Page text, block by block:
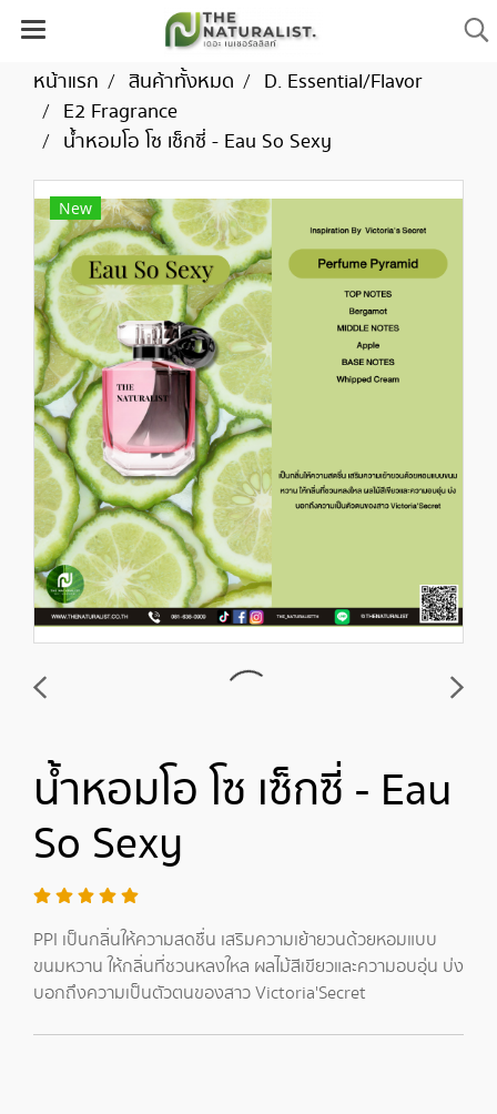
หน้าแรก สินค้าทั้งหมด
D. Essential/Flavor
E2 Fragrance
น้ำหอมโอ โซ เซ็กซี่ - Eau So Sexy
New
น้ำหอมโอ โซ เซ็กซี่ - Eau
So Sexy
PPI เป็นกลิ่นให้ความสดชื่น เสริมความเย้ายวนด้วยหอมแบบ
ขนมหวาน ให้กลิ่นที่ชวนหลงใหล ผลไม้สีเขียวและความอบอุ่น บ่ง
บอกถึงความเป็นตัวตนของสาว Victoria'Secret